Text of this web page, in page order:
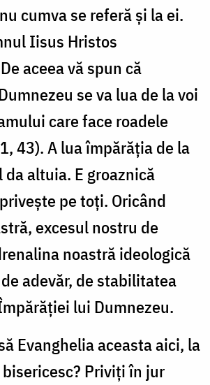
cumva se referă și la ei.
Iisus Hristos
aceea vă spun că
se va lua de la voi
care face roadele
43). A lua împărăția de la
da altuia. E groaznică
pe toți. Oricând
excesul nostru de
noastră ideologică
adevăr, de stabilitatea
lui Dumnezeu.
Evanghelia aceasta aici, la
Priviți în jur